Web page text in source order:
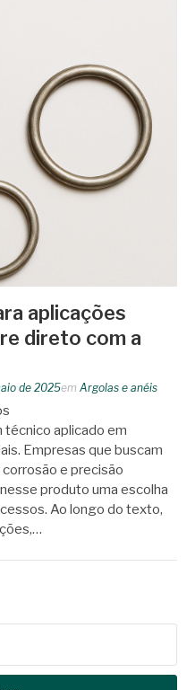
aplicações
direto com a
de 2025em Argolas e anéis
técnico aplicado em
Empresas que buscam
e precisão
produto uma escolha
Ao longo do texto,